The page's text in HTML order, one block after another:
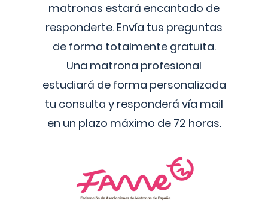
matronas estará encantado de
responderte. Envía tus preguntas
de forma totalmente gratuita.
Una matrona profesional
estudiará de forma personalizada
tu consulta y responderá vía mail
en un plazo máximo de 72 horas.